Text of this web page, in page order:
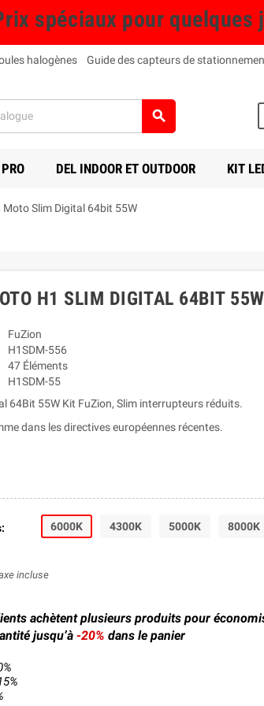
Prix spéciaux pour
halogènes
Guide des capteurs de
search
DEL INDOOR ET OUTDOOR KIT
Moto Slim Digital 64bit 55W
H1 SLIM DIGITAL 64BIT
FuZion
H1SDM-556
47 Éléments
H1SDM-55
64Bit 55W Kit FuZion, Slim interrupteurs réduits.
dans les directives européennes récentes.
6000K 4300K 5000K 8000K
incluse
achètent plusieurs produits pour
jusqu’à -20% dans le panier